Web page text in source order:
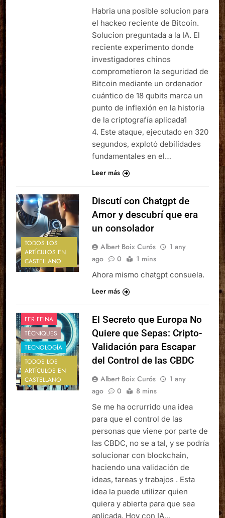
Habria una posible solucion para
el hackeo reciente de Bitcoin.
Solucion preguntada a la IA. El
reciente experimento donde
investigadores chinos
comprometieron la seguridad de
Bitcoin mediante un ordenador
cuántico de 18 qubits marca un
punto de inflexión en la historia
de la criptografía aplicada1
4. Este ataque, ejecutado en 320
segundos, explotó debilidades
fundamentales en el…
Leer más
TODOS LOS
ARTÍCULOS EN
CASTELLANO
Discutí con Chatgpt de
Amor y descubrí que era
un consolador
Albert Boix Curós
1 any
ago
0 1 mins
Ahora mismo chatgpt consuela.
Leer más
FER FEINA
TÈCNIQUES
TECNOLOGÍA
TODOS LOS
ARTÍCULOS EN
CASTELLANO
El Secreto que Europa No
Quiere que Sepas: Cripto-
Validación para Escapar
del Control de las CBDC
Albert Boix Curós
1 any
ago
0 8 mins
Se me ha ocrurrido una idea
para que el control de las
personas que viene por parte de
las CBDC, no se a tal, y se podría
solucionar con blockchain,
haciendo una validación de
ideas, tareas y trabajos . Esta
idea la puede utilizar quien
quiera y abierta para que sea
aplicada. Hoy con IA…